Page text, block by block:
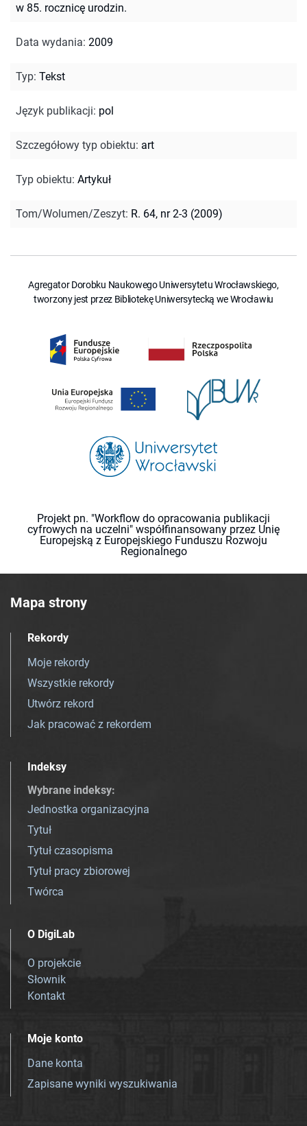
w 85. rocznicę urodzin.
Data wydania: 2009
Typ: Tekst
Język publikacji: pol
Szczegółowy typ obiektu: art
Typ obiektu: Artykuł
Tom/Wolumen/Zeszyt: R. 64, nr 2-3 (2009)
Agregator Dorobku Naukowego Uniwersytetu Wrocławskiego,
tworzony jest przez Bibliotekę Uniwersytecką we Wrocławiu
Projekt pn. "Workflow do opracowania publikacji
cyfrowych na uczelni" współfinansowany przez Unię
Europejską z Europejskiego Funduszu Rozwoju
Regionalnego
Mapa strony
Rekordy
Moje rekordy
Wszystkie rekordy
Utwórz rekord
Jak pracować z rekordem
Indeksy
Wybrane indeksy:
Jednostka organizacyjna
Tytuł
Tytuł czasopisma
Tytuł pracy zbiorowej
Twórca
O DigiLab
O projekcie
Słownik
Kontakt
Moje konto
Dane konta
Zapisane wyniki wyszukiwania